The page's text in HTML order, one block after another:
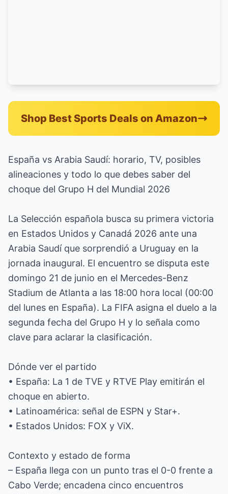
Shop Best Sports Deals on Amazon
España vs Arabia Saudí: horario, TV, posibles
alineaciones y todo lo que debes saber del
choque del Grupo H del Mundial 2026
La Selección española busca su primera victoria
en Estados Unidos y Canadá 2026 ante una
Arabia Saudí que sorprendió a Uruguay en la
jornada inaugural. El encuentro se disputa este
domingo 21 de junio en el Mercedes-Benz
Stadium de Atlanta a las 18:00 hora local (00:00
del lunes en España). La FIFA asigna el duelo a la
segunda fecha del Grupo H y lo señala como
clave para aclarar la clasificación.
Dónde ver el partido
• España: La 1 de TVE y RTVE Play emitirán el
choque en abierto.
• Latinoamérica: señal de ESPN y Star+.
• Estados Unidos: FOX y ViX.
Contexto y estado de forma
– España llega con un punto tras el 0-0 frente a
Cabo Verde; encadena cinco encuentros